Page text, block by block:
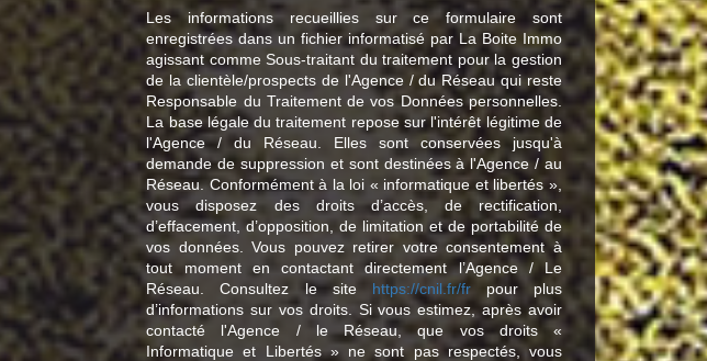
Les informations recueillies sur ce formulaire sont
enregistrées dans un fichier informatisé par La Boite Immo
agissant comme Sous-traitant du traitement pour la gestion
de la clientèle/prospects de l'Agence / du Réseau qui reste
Responsable du Traitement de vos Données personnelles.
La base légale du traitement repose sur l'intérêt légitime de
l'Agence / du Réseau. Elles sont conservées jusqu'à
demande de suppression et sont destinées à l'Agence / au
Réseau. Conformément à la loi « informatique et libertés »,
vous disposez des droits d’accès, de rectification,
d’effacement, d’opposition, de limitation et de portabilité de
vos données. Vous pouvez retirer votre consentement à
tout moment en contactant directement l’Agence / Le
Réseau. Consultez le site https://cnil.fr/frpour plus
d’informations sur vos droits. Si vous estimez, après avoir
contacté l'Agence / le Réseau, que vos droits «
Informatique et Libertés » ne sont pas respectés, vous